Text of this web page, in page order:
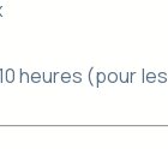
heures (pour